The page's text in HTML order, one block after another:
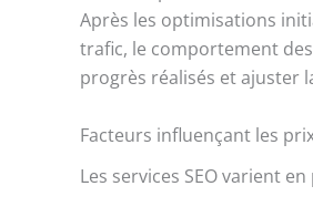
Après les optimisations
trafic, le comportement
progrès réalisés et ajuster
Facteurs influençant les
Les services SEO varient